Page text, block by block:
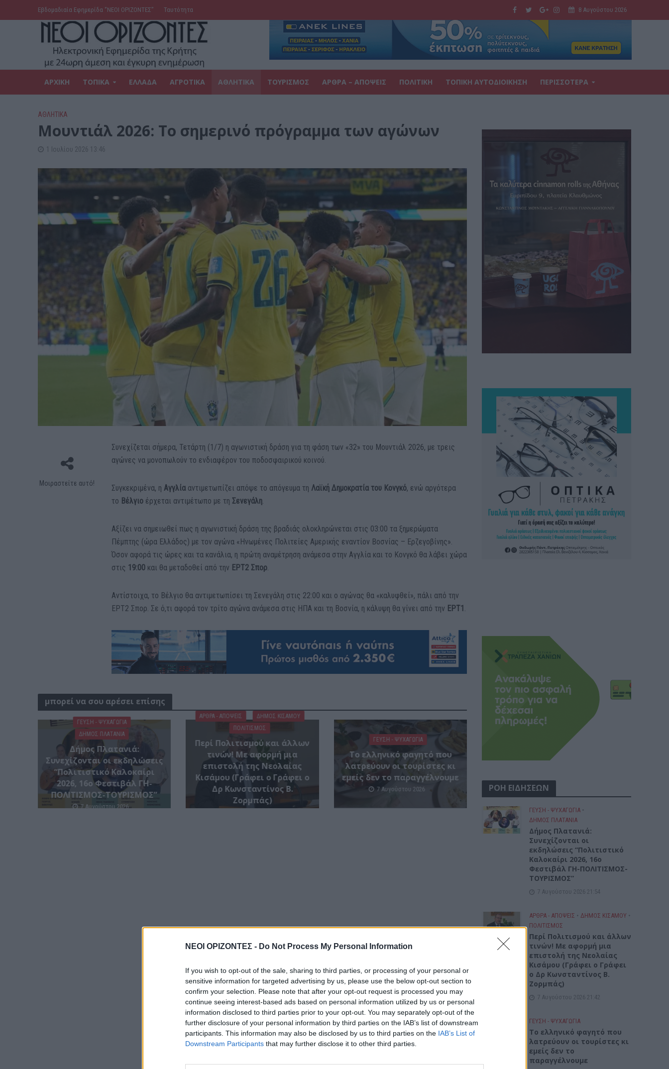
ΝΕΟΙ ΟΡΙΖΟΝΤΕΣ - Do Not Process My Personal Information
If you wish to opt-out of the sale, sharing to third parties, or processing of your personal or
sensitive information for targeted advertising by us, please use the below opt-out section to
confirm your selection. Please note that after your opt-out request is processed you may
continue seeing interest-based ads based on personal information utilized by us or personal
information disclosed to third parties prior to your opt-out. You may separately opt-out of the
further disclosure of your personal information by third parties on the IAB’s list of downstream
participants. This information may also be disclosed by us to third parties on the IAB’s List of
Downstream Participants that may further disclose it to other third parties.
Εβδομαδιαία Εφημερίδα ‘’ΝΕΟΙ ΟΡΙΖΟΝΤΕΣ’’ Ταυτότητα 8 Αυγούστου 2026
ΑΡΧΙΚΗ ΤΟΠΙΚΑ ΕΛΛΑΔΑ ΑΓΡΟΤΙΚΑ ΑΘΛΗΤΙΚΑ ΤΟΥΡΙΣΜΟΣ ΑΡΘΡΑ – ΑΠΟΨΕΙΣ ΠΟΛΙΤΙΚΗ ΤΟΠΙΚΗ ΑΥΤΟΔΙΟΙΚΗΣΗ ΠΕΡΙΣΣΟΤΕΡΑ
ΑΘΛΗΤΙΚΑ
Μουντιάλ 2026: Το σημερινό πρόγραμμα των αγώνων
1 Ιουλίου 2026 13:46
Μοιραστείτε αυτό!
Συνεχίζεται σήμερα, Τετάρτη (1/7) η αγωνιστική δράση για τη φάση των «32» του Μουντιάλ 2026, με τρεις
αγώνες να μονοπωλούν το ενδιαφέρον του ποδοσφαιρικού κοινού.
Συγκεκριμένα, η Αγγλία αντιμετωπίζει απόψε το απόγευμα τη Λαϊκή Δημοκρατία του Κονγκό, ενώ αργότερα
το Βέλγιο έρχεται αντιμέτωπο με τη Σενεγάλη
Αξίζει να σημειωθεί πως η αγωνιστική δράση της βραδιάς ολοκληρώνεται στις 03:00 τα ξημερώματα
Πέμπτης (ώρα Ελλάδος) με τον αγώνα «Ηνωμένες Πολιτείες Αμερικής εναντίον Βοσνίας – Ερζεγοβίνης».
Όσον αφορά τις ώρες και τα κανάλια, η πρώτη αναμέτρηση ανάμεσα στην Αγγλία και το Κονγκό θα λάβει χώρα
στις 19:00 και θα μεταδοθεί από την ΕΡΤ2 Σπορ
Αντίστοιχα, το Βέλγιο θα αντιμετωπίσει τη Σενεγάλη στις 22:00 και ο αγώνας θα «καλυφθεί», πάλι από την
ΕΡΤ2 Σπορ. Σε ό,τι αφορά τον τρίτο αγώνα ανάμεσα στις ΗΠΑ και τη Βοσνία, η κάλυψη θα γίνει από την ΕΡΤ1
μπορεί να σου αρέσει επίσης
ΓΕΎΣΗ - ΨΥΧΑΓΩΓΊΑ
ΔΉΜΟΣ ΠΛΑΤΑΝΙΆ
Δήμος Πλατανιά:
Συνεχίζονται οι εκδηλώσεις
“Πολιτιστικό Καλοκαίρι
2026, 16ο Φεστιβάλ ΓΗ-
ΠΟΛΙΤΙΣΜΟΣ-ΤΟΥΡΙΣΜΟΣ”
7 Αυγούστου 2026
ΑΡΘΡΑ - ΑΠΟΨΕΙΣ
ΔΉΜΟΣ ΚΙΣΆΜΟΥ
ΠΟΛΙΤΙΣΜΟΣ
Περί Πολιτισμού και άλλων
τινών! Mε αφορμή μια
επιστολή της Νεολαίας
Κισάμου (Γράφει ο Γράφει ο
Δρ Κωνσταντίνος Β.
Ζορμπάς)
ΓΕΎΣΗ - ΨΥΧΑΓΩΓΊΑ
Το ελληνικό φαγητό που
λατρεύουν οι τουρίστες κι
εμείς δεν το παραγγέλνουμε
7 Αυγούστου 2026 ΡΟΗ ΕΙΔΗΣΕΩΝ
ΓΕΎΣΗ - ΨΥΧΑΓΩΓΊΑ •
ΔΉΜΟΣ ΠΛΑΤΑΝΙΆ
Δήμος Πλατανιά:
Συνεχίζονται οι
εκδηλώσεις “Πολιτιστικό
Καλοκαίρι 2026, 16ο
Φεστιβάλ ΓΗ-ΠΟΛΙΤΙΣΜΟΣ-
ΤΟΥΡΙΣΜΟΣ”
7 Αυγούστου 2026 21:54
ΑΡΘΡΑ - ΑΠΟΨΕΙΣ • ΔΉΜΟΣ ΚΙΣΆΜΟΥ •
ΠΟΛΙΤΙΣΜΟΣ
Περί Πολιτισμού και άλλων
τινών! Mε αφορμή μια
επιστολή της Νεολαίας
Κισάμου (Γράφει ο Γράφει
ο Δρ Κωνσταντίνος Β.
Ζορμπάς)
7 Αυγούστου 2026 21:42
ΓΕΎΣΗ - ΨΥΧΑΓΩΓΊΑ
Το ελληνικό φαγητό που
λατρεύουν οι τουρίστες κι
εμείς δεν το
παραγγέλνουμε